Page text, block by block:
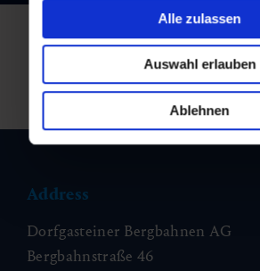
Alle zulassen
Auswahl erlauben
Ablehnen
Address
Dorfgasteiner Bergbahnen AG
Bergbahnstraße 46